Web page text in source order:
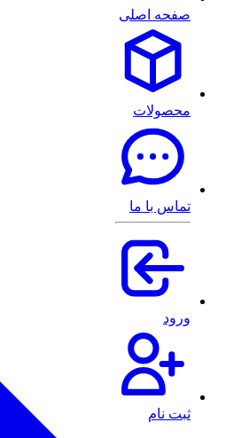
صفحه اصلی
محصولات
تماس با ما
ورود
ثبت نام